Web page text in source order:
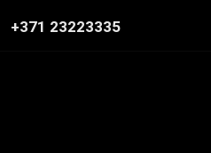
+371 23223335